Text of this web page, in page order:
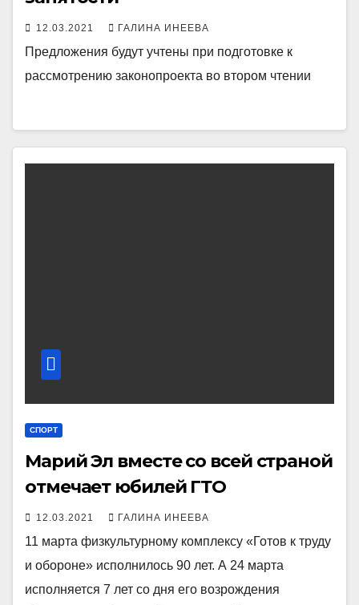
12.03.2021 ГАЛИНА ИНЕЕВА
Предложения будут учтены при подготовке к
рассмотрению законопроекта во втором чтении
СПОРТ
Марий Эл вместе со всей страной
отмечает юбилей ГТО
12.03.2021 ГАЛИНА ИНЕЕВА
11 марта физкультурному комплексу «Готов к труду
и обороне» исполнилось 90 лет. А 24 марта
исполняется 7 лет со дня его возрождения